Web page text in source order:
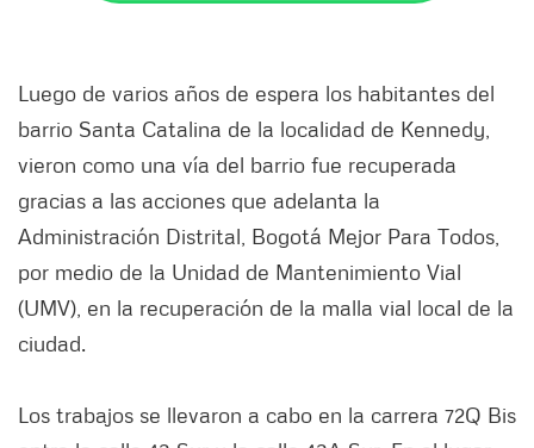
Luego de varios años de espera los habitantes del
barrio Santa Catalina de la localidad de Kennedy,
vieron como una vía del barrio fue recuperada
gracias a las acciones que adelanta la
Administración Distrital, Bogotá Mejor Para Todos,
por medio de la Unidad de Mantenimiento Vial
(UMV), en la recuperación de la malla vial local de la
ciudad.
Los trabajos se llevaron a cabo en la carrera 72Q Bis